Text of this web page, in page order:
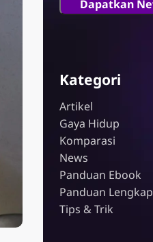
Kategori
Artikel
Gaya Hidup
Komparasi
News
Panduan Ebook
Panduan Lengkap
Tips & Trik